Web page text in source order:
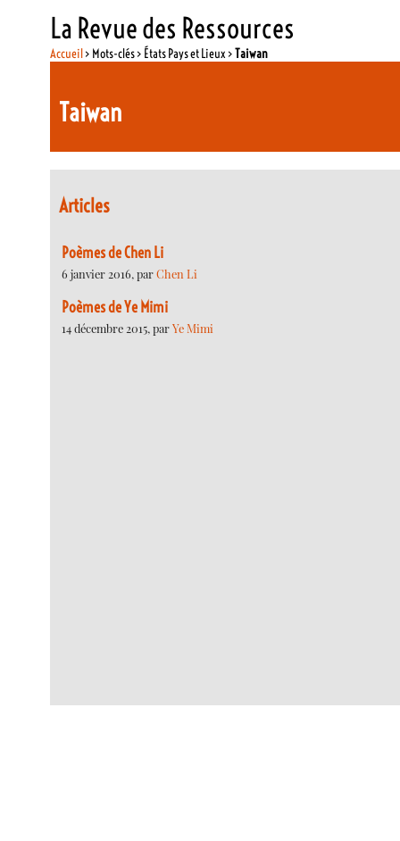
La Revue des Ressources
Accueil> Mots-clés > États Pays et Lieux >Taiwan
Taiwan
Articles
Poèmes de Chen Li
6 janvier 2016, parChen Li
Poèmes de Ye Mimi
14 décembre 2015, parYe Mimi